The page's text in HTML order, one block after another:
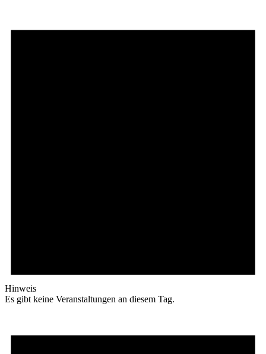
Hinweis
Es gibt keine Veranstaltungen an diesem Tag.